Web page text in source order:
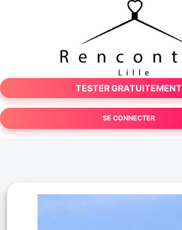
TESTER GRATUITEMENT
SE CONNECTER